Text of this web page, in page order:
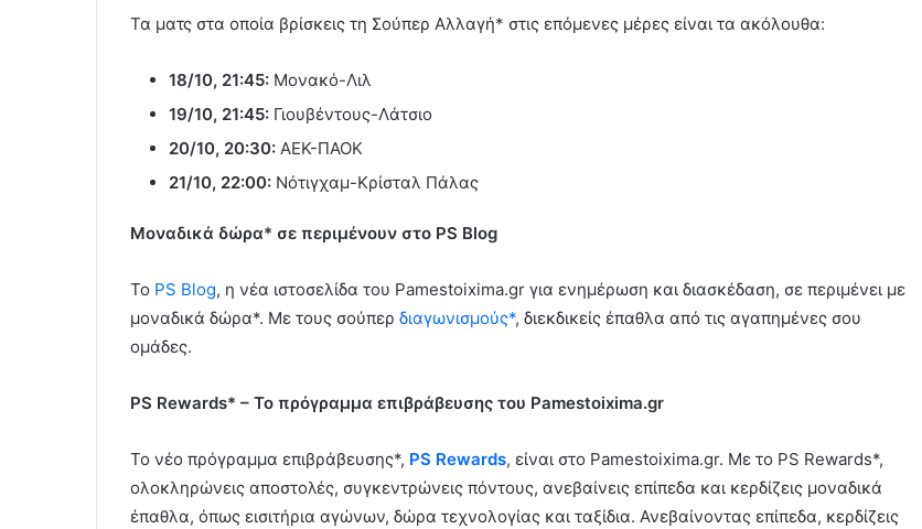
Τα ματς στα οποία βρίσκεις τη Σούπερ Αλλαγή* στις επόμενες μέρες είναι τα ακόλουθα:
18/10, 21:45: Μονακό-Λιλ
19/10, 21:45: Γιουβέντους-Λάτσιο
20/10, 20:30: ΑΕΚ-ΠΑΟΚ
21/10, 22:00: Νότιγχαμ-Κρίσταλ Πάλας
Μοναδικά δώρα* σε περιμένουν στο PS Blog
Το PS Blog, η νέα ιστοσελίδα του Pamestoixima.gr για ενημέρωση και διασκέδαση, σε περιμένει με
μοναδικά δώρα*. Με τους σούπερ διαγωνισμούς*, διεκδικείς έπαθλα από τις αγαπημένες σου
ομάδες.
PS Rewards* – To πρόγραμμα επιβράβευσης του Pamestoixima.gr
Το νέο πρόγραμμα επιβράβευσης*, PS Rewards, είναι στο Pamestoixima.gr. Με το PS Rewards*,
ολοκληρώνεις αποστολές, συγκεντρώνεις πόντους, ανεβαίνεις επίπεδα και κερδίζεις μοναδικά
έπαθλα, όπως εισιτήρια αγώνων, δώρα τεχνολογίας και ταξίδια. Ανεβαίνοντας επίπεδα, κερδίζεις